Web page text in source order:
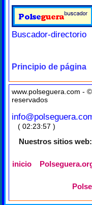
Buscador-directorio
Principio de página
www.polseguera.com -
reservados
( 02:23:57 )
Nuestros sitios web:
inicio